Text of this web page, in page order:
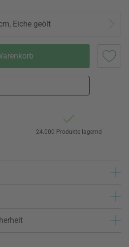
Eiche geölt
24.000 Produkte lagernd